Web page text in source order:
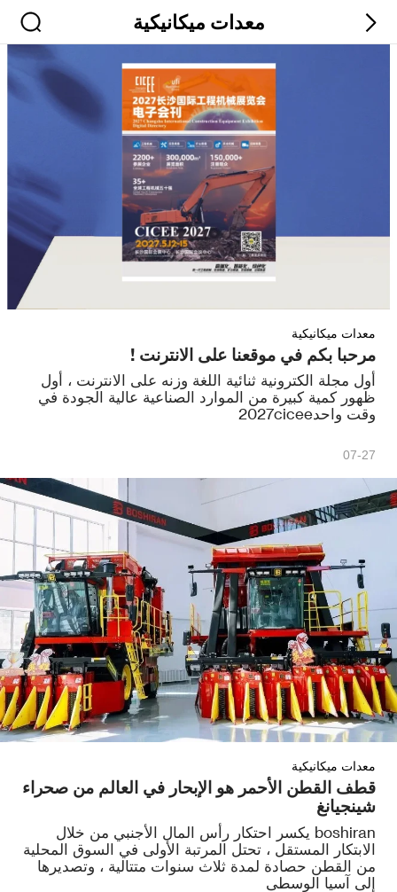
معدات ميكانيكية
معدات ميكانيكية
مرحبا بكم في موقعنا على الانترنت !
أول مجلة الكترونية ثنائية اللغة وزنه على الانترنت ، أول
ظهور كمية كبيرة من الموارد الصناعية عالية الجودة في
وقت واحد2027cicee
07-27
معدات ميكانيكية
قطف القطن الأحمر هو الإبحار في العالم من صحراء
شينجيانغ
boshiran يكسر احتكار رأس المال الأجنبي من خلال
الابتكار المستقل ، تحتل المرتبة الأولى في السوق المحلية
من القطن حصادة لمدة ثلاث سنوات متتالية ، وتصديرها
إلى آسيا الوسطى